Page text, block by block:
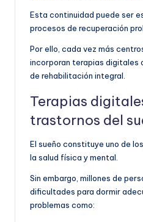
Esta continuidad puede ser
procesos de recuperación
Por ello, cada vez más
incorporan terapias digitales
de rehabilitación integral.
Terapias
trastornos del
El sueño constituye uno de
la salud física y mental.
Sin embargo, millones de
dificultades para dormir
problemas como: